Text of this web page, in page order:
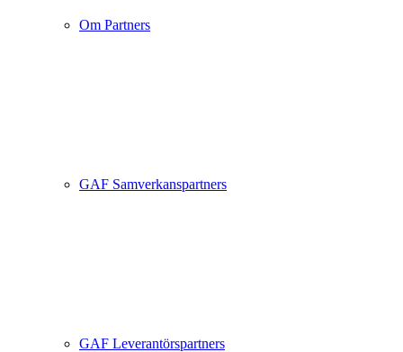
Om Partners
GAF Samverkanspartners
GAF Leverantörspartners